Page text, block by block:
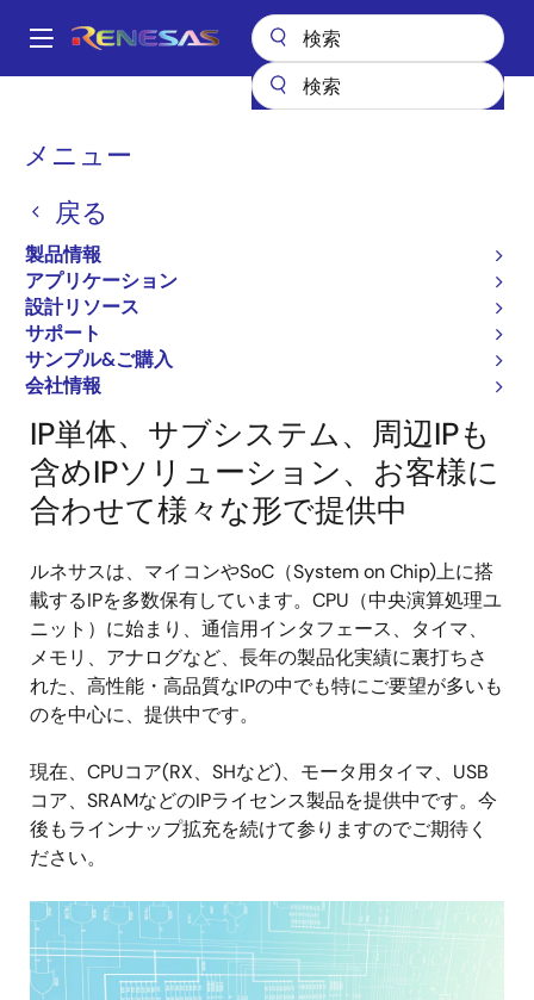
ン
Main
メニュー
戻る
製品情報
アプリケーション
設計リソース
サポート
サンプル&ご購入
会社情報
パ
く
ず
IP製品
IP製品 （IPライセンス）
ページセクションへ移動：
製品ツリー
Close
product
tree
menu
Open
product
tree
menu
IP単体、サブシステム、周辺IPも
含めIPソリューション、お客様に
合わせて様々な形で提供中
ルネサスは、マイコンやSoC（System on Chip)上に搭
載するIPを多数保有しています。CPU（中央演算処理ユ
ニット）に始まり、通信用インタフェース、タイマ、
メモリ、アナログなど、長年の製品化実績に裏打ちさ
れた、高性能・高品質なIPの中でも特にご要望が多いも
のを中心に、提供中です。
現在、CPUコア(RX、SHなど)、モータ用タイマ、USB
コア、SRAMなどのIPライセンス製品を提供中です。今
後もラインナップ拡充を続けて参りますのでご期待く
ださい。